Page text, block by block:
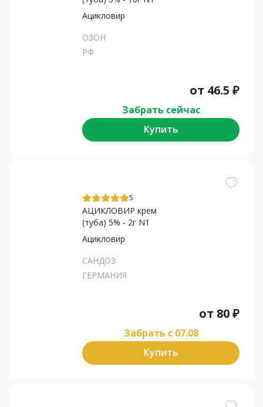
Ацикловир
ОЗОН
РФ
от 46.5 ₽
Забрать сейчас
Купить
5
АЦИКЛОВИР крем
(туба) 5% - 2г N1
Ацикловир
САНДОЗ
ГЕРМАНИЯ
от 80₽
Забрать c 07.08
Купить